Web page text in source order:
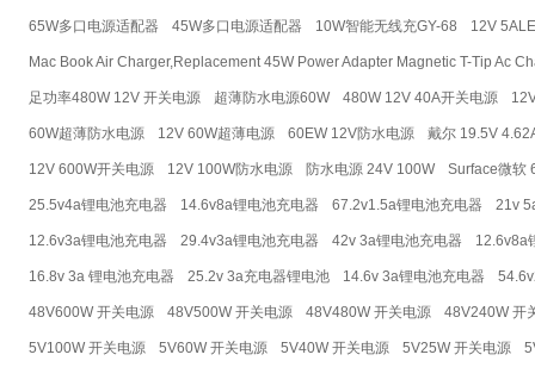
65W多口电源适配器 45W多口电源适配器 10W智能无线充GY-68 12V
Mac Book Air Charger,Replacement 45W Power Adapter Magnetic T-Tip Ac
足功率480W 12V 开关电源 超薄防水电源60W 480W 12V 40A开关电源
60W超薄防水电源 12V 60W超薄电源 60EW 12V防水电源 戴尔 19.5V
12V 600W开关电源 12V 100W防水电源 防水电源 24V 100W Surface微软
25.5v4a锂电池充电器 14.6v8a锂电池充电器 67.2v1.5a锂电池充电器 21v
12.6v3a锂电池充电器 29.4v3a锂电池充电器 42v 3a锂电池充电器 12.6v8a
16.8v 3a 锂电池充电器 25.2v 3a充电器锂电池 14.6v 3a锂电池充电器
48V600W 开关电源 48V500W 开关电源 48V480W 开关电源 48V240W 开
5V100W 开关电源 5V60W 开关电源 5V40W 开关电源 5V25W 开关电源